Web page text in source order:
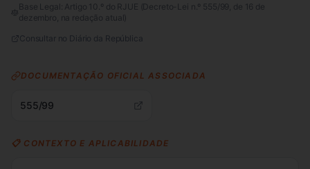
Base Legal: Artigo 10.º do RJUE (Decreto-Lei n.º 555/99, de 16 de
dezembro, na redação atual)
Consultar no Diário da República
DOCUMENTAÇÃO OFICIAL ASSOCIADA
555/99
📋 CONTEXTO E APLICABILIDADE